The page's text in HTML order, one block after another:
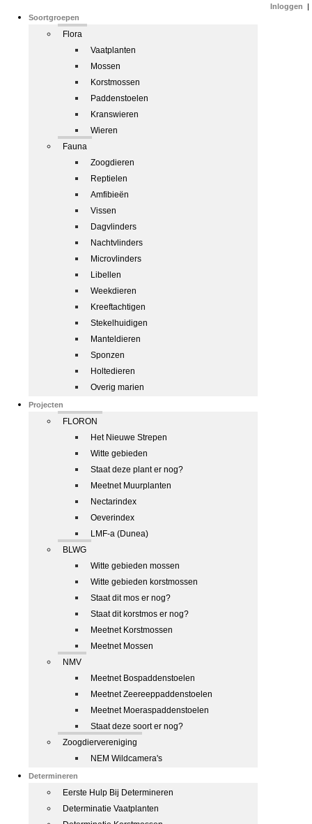
Soortgroepen
Flora
Vaatplanten
Mossen
Korstmossen
Paddenstoelen
Kranswieren
Wieren
Fauna
Zoogdieren
Reptielen
Amfibieën
Vissen
Dagvlinders
Nachtvlinders
Microvlinders
Libellen
Weekdieren
Kreeftachtigen
Stekelhuidigen
Manteldieren
Sponzen
Holtedieren
Overig marien
Projecten
FLORON
Het Nieuwe Strepen
Witte gebieden
Staat deze plant er nog?
Meetnet Muurplanten
Nectarindex
Oeverindex
LMF-a (Dunea)
BLWG
Witte gebieden mossen
Witte gebieden korstmossen
Staat dit mos er nog?
Staat dit korstmos er nog?
Meetnet Korstmossen
Meetnet Mossen
NMV
Meetnet Bospaddenstoelen
Meetnet Zeereeppaddenstoelen
Meetnet Moeraspaddenstoelen
Staat deze soort er nog?
Zoogdiervereniging
NEM Wildcamera's
Determineren
Eerste Hulp Bij Determineren
Determinatie Vaatplanten
Inloggen |